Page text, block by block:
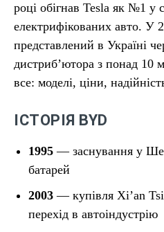
році обігнав Tesla як №1 у
електрифікованих авто. У
представлений в Україні
дистриб’ютора з понад 10
все: моделі, ціни,
ІСТОРІЯ BYD
1995 — заснування у
батарей
2003 — купівля Xi’an
перехід в автоіндустрію